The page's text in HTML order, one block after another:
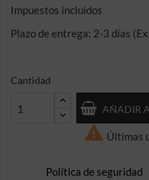
Impuestos incluidos
Plazo de entrega: 2-3 días
Cantidad
AÑADIR
 Últimas
Política de seguridad